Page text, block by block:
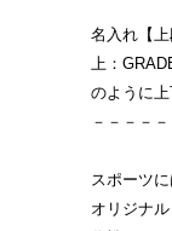
名入れ【
上：
のように
－－－－
スポーツ
オリジナ